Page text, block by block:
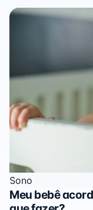
Sono
Meu bebê